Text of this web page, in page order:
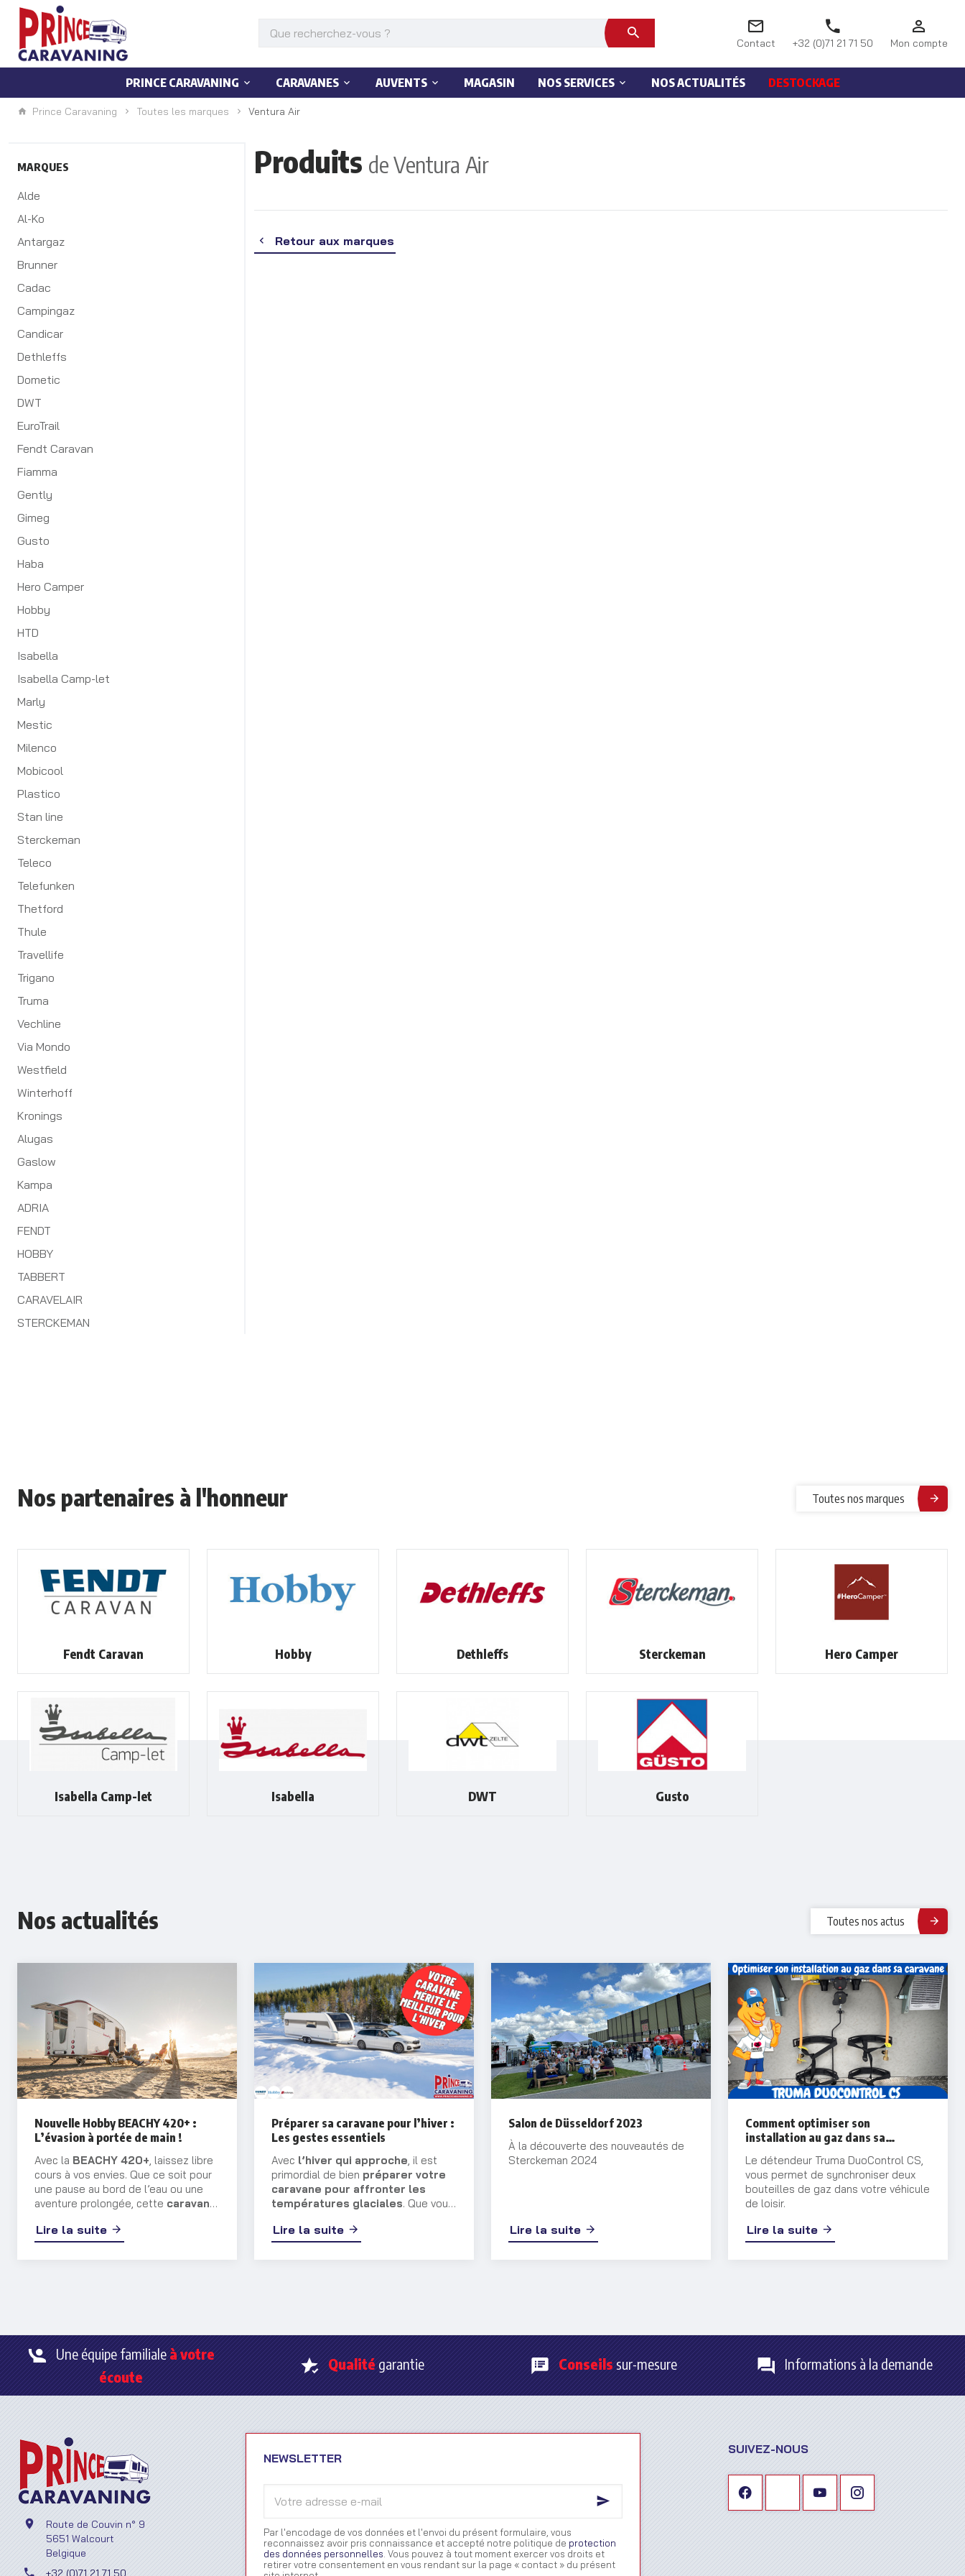
Contact +32 (0)71 21 71 50 Mon compte
PRINCE CARAVANING CARAVANES AUVENTS MAGASIN NOS SERVICES NOS ACTUALITÉS DESTOCKAGE
Prince Caravaning Toutes les marques Ventura Air
MARQUES
Alde
Al-Ko
Antargaz
Brunner
Cadac
Campingaz
Candicar
Dethleffs
Dometic
DWT
EuroTrail
Fendt Caravan
Fiamma
Gently
Gimeg
Gusto
Haba
Hero Camper
Hobby
HTD
Isabella
Isabella Camp-let
Marly
Mestic
Milenco
Mobicool
Plastico
Stan line
Sterckeman
Teleco
Telefunken
Thetford
Thule
Travellife
Trigano
Truma
Vechline
Via Mondo
Westfield
Winterhoff
Kronings
Alugas
Gaslow
Kampa
ADRIA
FENDT
HOBBY
TABBERT
CARAVELAIR
STERCKEMAN
Produits de Ventura Air
Retour aux marques
Nos partenaires à l'honneur Toutes nos marques
Fendt Caravan Hobby Dethleffs Sterckeman Hero Camper
Isabella Camp-let Isabella DWT Gusto
Nos actualités Toutes nos actus
Nouvelle Hobby BEACHY 420+ :
L’évasion à portée de main !
Avec la BEACHY 420+, laissez libre
cours à vos envies. Que ce soit pour
une pause au bord de l’eau ou une
aventure prolongée, cette caravane
mêlant sérénité et charme balnéaire.
Lire la suite
Préparer sa caravane pour l’hiver :
Les gestes essentiels
Avec l’hiver qui approche, il est
primordial de bien préparer votre
caravane pour affronter les
températures glaciales. Que vous
vous continuiez à l’utiliser, certaines
précautions s’imposent pour
préserver son état et éviter les
Lire la suite
Salon de Düsseldorf 2023
À la découverte des nouveautés de
Sterckeman 2024
Lire la suite
Comment optimiser son
installation au gaz dans sa
Le détendeur Truma DuoControl CS,
vous permet de synchroniser deux
bouteilles de gaz dans votre véhicule
de loisir.
Lire la suite
Une équipe familialeà votre
écoute
Qualitégarantie Conseilssur-mesure Informations à la demande
Route de Couvin n° 9
5651 Walcourt
Belgique
+32 (0)71 21 71 50
NEWSLETTER
adresse
mail
Par l'encodage de vos données et l'envoi du présent formulaire, vous
reconnaissez avoir pris connaissance et accepté notre politique de protection
des données personnelles . Vous pouvez à tout moment exercer vos droits et
retirer votre consentement en vous rendant sur la page « contact » du présent
SUIVEZ-NOUS